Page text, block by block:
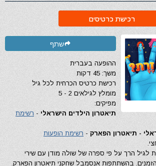
רכישת כרטיסים
שתף
ההופעה בעברית
משך: 45 דקות
רכישת כרטיס הכרחית לכל גיל
מומלץ לגילאים 2 - 5
מפיקים:
תיאטרון הילדים הישראלי - רשימת
- תיאטרון הפארק - רשימת הופעות
לגיל הרך על פי ספרה של שולה מודן עם שירי
בהשתתפות אנסמבל שחקני תיאטרון הפארק.